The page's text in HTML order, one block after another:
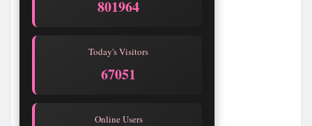
801965
Today's Visitors
67052
Online Users